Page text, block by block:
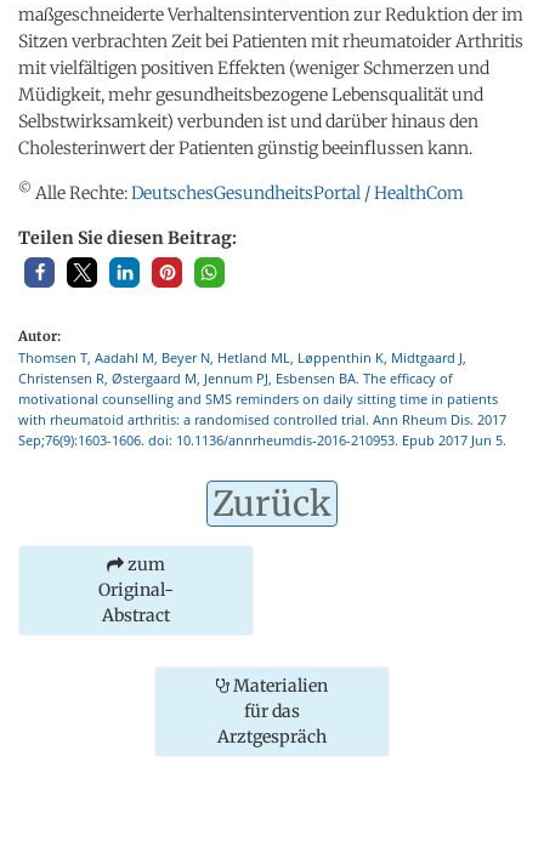
maßgeschneiderte Verhaltensintervention zur Reduktion der im
Sitzen verbrachten Zeit bei Patienten mit rheumatoider Arthritis
mit vielfältigen positiven Effekten (weniger Schmerzen und
Müdigkeit, mehr gesundheitsbezogene Lebensqualität und
Selbstwirksamkeit) verbunden ist und darüber hinaus den
Cholesterinwert der Patienten günstig beeinflussen kann.
© Alle Rechte:DeutschesGesundheitsPortal / HealthCom
Teilen Sie diesen Beitrag:
Autor:
Thomsen T, Aadahl M, Beyer N, Hetland ML, Løppenthin K, Midtgaard J,
Christensen R, Østergaard M, Jennum PJ, Esbensen BA. The efficacy of
motivational counselling and SMS reminders on daily sitting time in patients
with rheumatoid arthritis: a randomised controlled trial. Ann Rheum Dis. 2017
Sep;76(9):1603-1606. doi: 10.1136/annrheumdis-2016-210953. Epub 2017 Jun 5.
Zurück
zum
Original-
Abstract
Materialien
für das
Arztgespräch